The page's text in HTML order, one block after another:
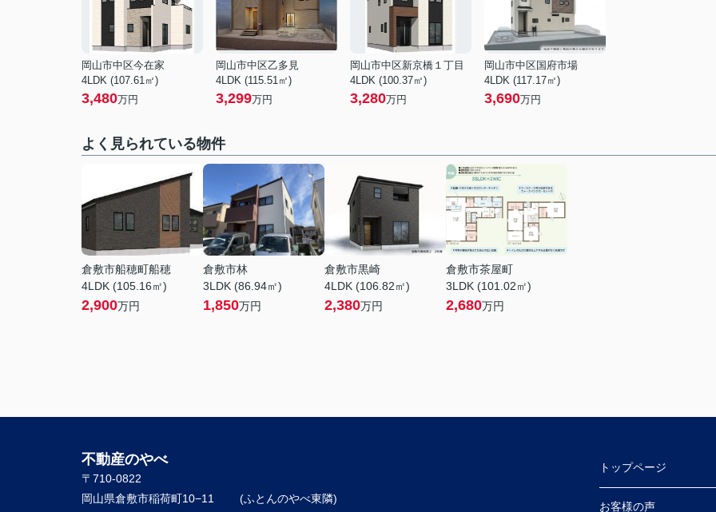
岡山市中区今在家
4LDK (107.61㎡)
3,480万円
岡山市中区乙多見
4LDK (115.51㎡)
3,299万円
岡山市中区新京橋１丁目
4LDK (100.37㎡)
3,280万円
岡山市中区国府市場
4LDK (117.17㎡)
3,690万円
よく見られている物件
倉敷市船穂町船穂
4LDK (105.16㎡)
2,900万円
倉敷市林
3LDK (86.94㎡)
1,850万円
倉敷市黒崎
4LDK (106.82㎡)
2,380万円
倉敷市茶屋町
3LDK (101.02㎡)
2,680万円
不動産のやべ
〒710-0822
岡山県倉敷市稲荷町10−11 (ふとんのやべ東隣)
トップページ
お客様の声